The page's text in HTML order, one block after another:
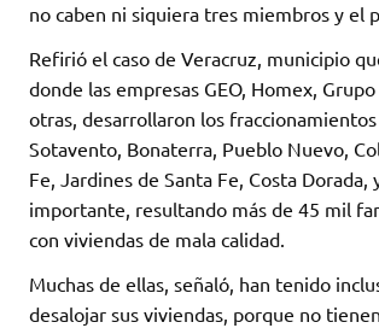
no caben ni siquiera tres miembros y el
Refirió el caso de Veracruz, municipio
donde las empresas GEO, Homex,
otras, desarrollaron los
Sotavento, Bonaterra, Pueblo Nuevo,
Fe, Jardines de Santa Fe, Costa
importante, resultando más de 45 mil
con viviendas de mala calidad.
Muchas de ellas, señaló, han tenido
desalojar sus viviendas, porque no